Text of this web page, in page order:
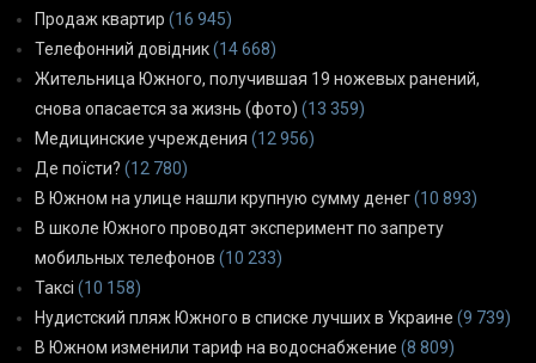
Продаж квартир (16 945)
Телефонний довідник(14 668)
Жительница Южного, получившая 19 ножевых ранений,
снова опасается за жизнь (фото) (13 359)
Медицинские учреждения (12 956)
Де поїсти? (12 780)
В Южном на улице нашли крупную сумму денег(10 893)
В школе Южного проводят эксперимент по запрету
мобильных телефонов (10 233)
Таксі (10 158)
Нудистский пляж Южного в списке лучших в Украине (9 739)
В Южном изменили тариф на водоснабжение (8 809)